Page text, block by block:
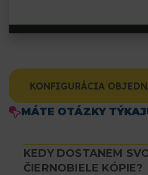
KONFIGURÁCIA
MÁTE OTÁZKY
KEDY DOSTANEM
ČIERNOBIELE KÓPIE?